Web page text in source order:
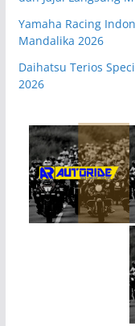
Yamaha Racing
Mandalika 2026
Daihatsu Terios
2026